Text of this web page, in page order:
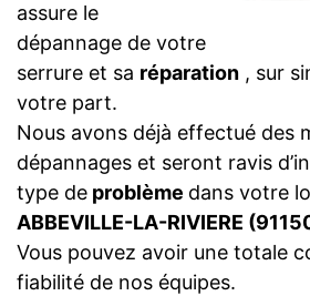
assure le
dépannage de votre
serrure et sa réparation , sur
votre part.
Nous avons déjà effectué des
dépannages et seront ravis
type de problème dans votre
ABBEVILLE-LA-RIVIERE
Vous pouvez avoir une totale
fiabilité de nos équipes.